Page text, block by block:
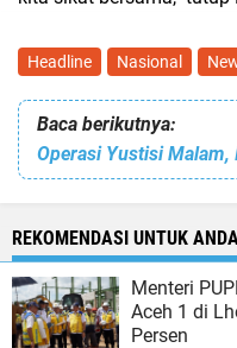
Headline Nasional
Baca berikutnya:
REKOMENDASI UNTUK
Menteri
Aceh 1 di
Persen